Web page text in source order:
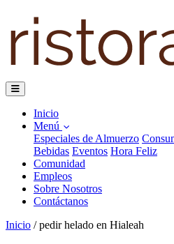
Inicio
Menú
Especiales de Almuerzo
Bebidas Eventos Hora Feliz
Comunidad
Empleos
Sobre Nosotros
Contáctanos
Inicio / pedir helado en Hialeah